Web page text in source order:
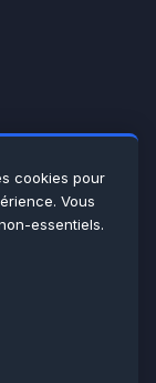
cookies pour
Vous
essentiels.